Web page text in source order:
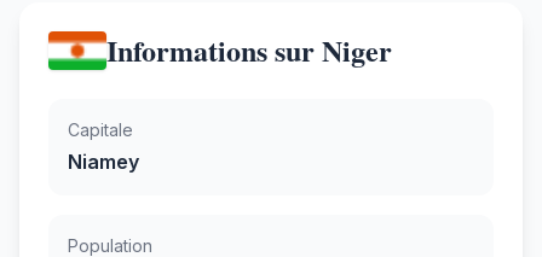
Informations sur Niger
Capitale
Niamey
Population